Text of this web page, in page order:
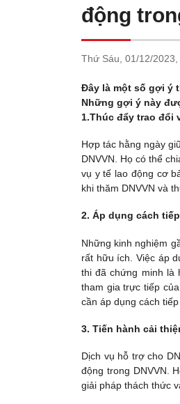
động
Thứ Sáu, 01/12/2023,
Đây là một số gợi ý
Những gợi ý này
1.Thúc đẩy trao
Hợp tác hằng ngày
DNVVN. Họ có thể
vụ y tế lao động cơ
khi thăm DNVVN và
2. Áp dụng cách
Những kinh nghiệm
rất hữu ích. Việc áp
thi đã chứng minh là
tham gia trực tiếp
cần áp dụng cách
3. Tiến hành cải
Dịch vụ hỗ trợ cho
động trong DNVVN.
giải pháp thách thức